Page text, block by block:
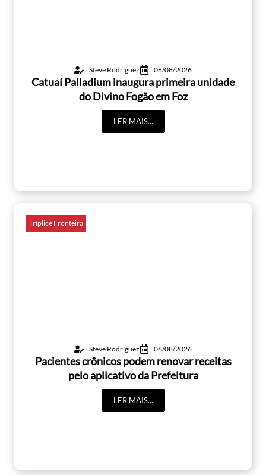
Steve Rodríguez 06/08/2026
Catuaí Palladium inaugura primeira unidade
do Divino Fogão em Foz
LER MAIS...
Tríplice Fronteira
Steve Rodríguez 06/08/2026
Pacientes crônicos podem renovar receitas
pelo aplicativo da Prefeitura
LER MAIS...